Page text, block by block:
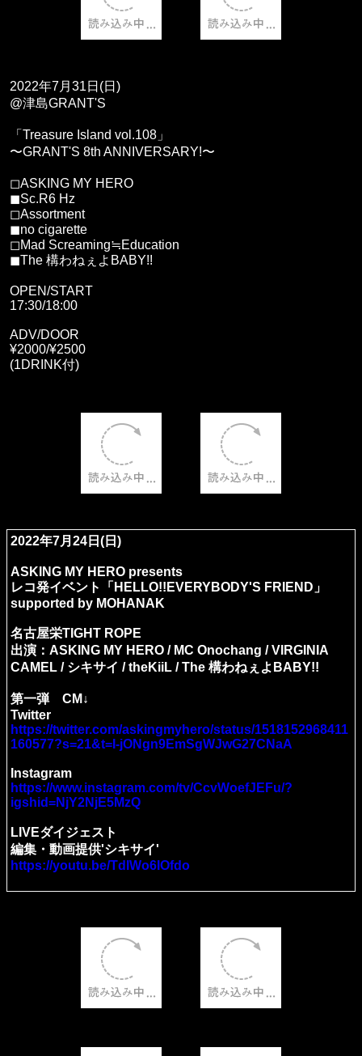
2022年7月31日(日)
@津島GRANT'S
「Treasure Island vol.108」
〜GRANT'S 8th ANNIVERSARY!〜
◻︎ASKING MY HERO
◼︎Sc.R6 Hz
◻︎Assortment
◼︎no cigarette
◻︎Mad Screaming≒Education
◼︎The 構わねぇよBABY!!
OPEN/START
17:30/18:00
ADV/DOOR
¥2000/¥2500
(1DRINK付)
2022年7月24日(日)
ASKING MY HERO presents
レコ発イベント「HELLO!!EVERYBODY'S FRIEND」
supported by MOHANAK
名古屋栄TIGHT ROPE
出演：ASKING MY HERO / MC Onochang / VIRGINIA
CAMEL / シキサイ / theKiiL / The 構わねぇよBABY!!
第一弾 CM↓
Twitter
https://twitter.com/askingmyhero/status/1518152968411
160577?s=21&t=I-jONgn9EmSgWJwG27CNaA
Instagram
https://www.instagram.com/tv/CcvWoefJEFu/?
igshid=NjY2NjE5MzQ
LIVEダイジェスト
編集・動画提供'シキサイ'
https://youtu.be/TdIWo6IOfdo